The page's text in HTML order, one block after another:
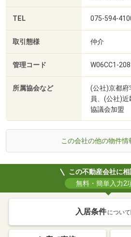
TEL 075-594-
取引態様 仲介
管理コード W06CC1-208
所属協会など
(公社)京都府
員、(公社)近
協議会加盟
この会社の他の物件情
この不動産会社に相
無料・簡単入力2
入居条件 について